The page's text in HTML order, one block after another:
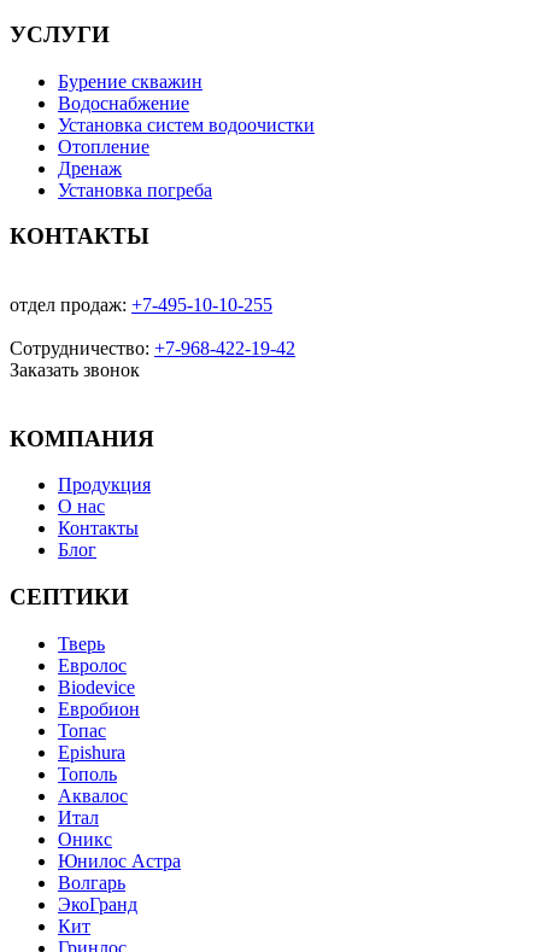
УСЛУГИ
Бурение скважин
Водоснабжение
Установка систем водоочистки
Отопление
Дренаж
Установка погреба
КОНТАКТЫ
отдел продаж: +7-495-10-10-255
Сотрудничество: +7-968-422-19-42
Заказать звонок
КОМПАНИЯ
Продукция
О нас
Контакты
Блог
СЕПТИКИ
Тверь
Евролос
Biodevice
Евробион
Топас
Epishura
Тополь
Аквалос
Итал
Оникс
Юнилос Астра
Волгарь
ЭкоГранд
Кит
Гринлос